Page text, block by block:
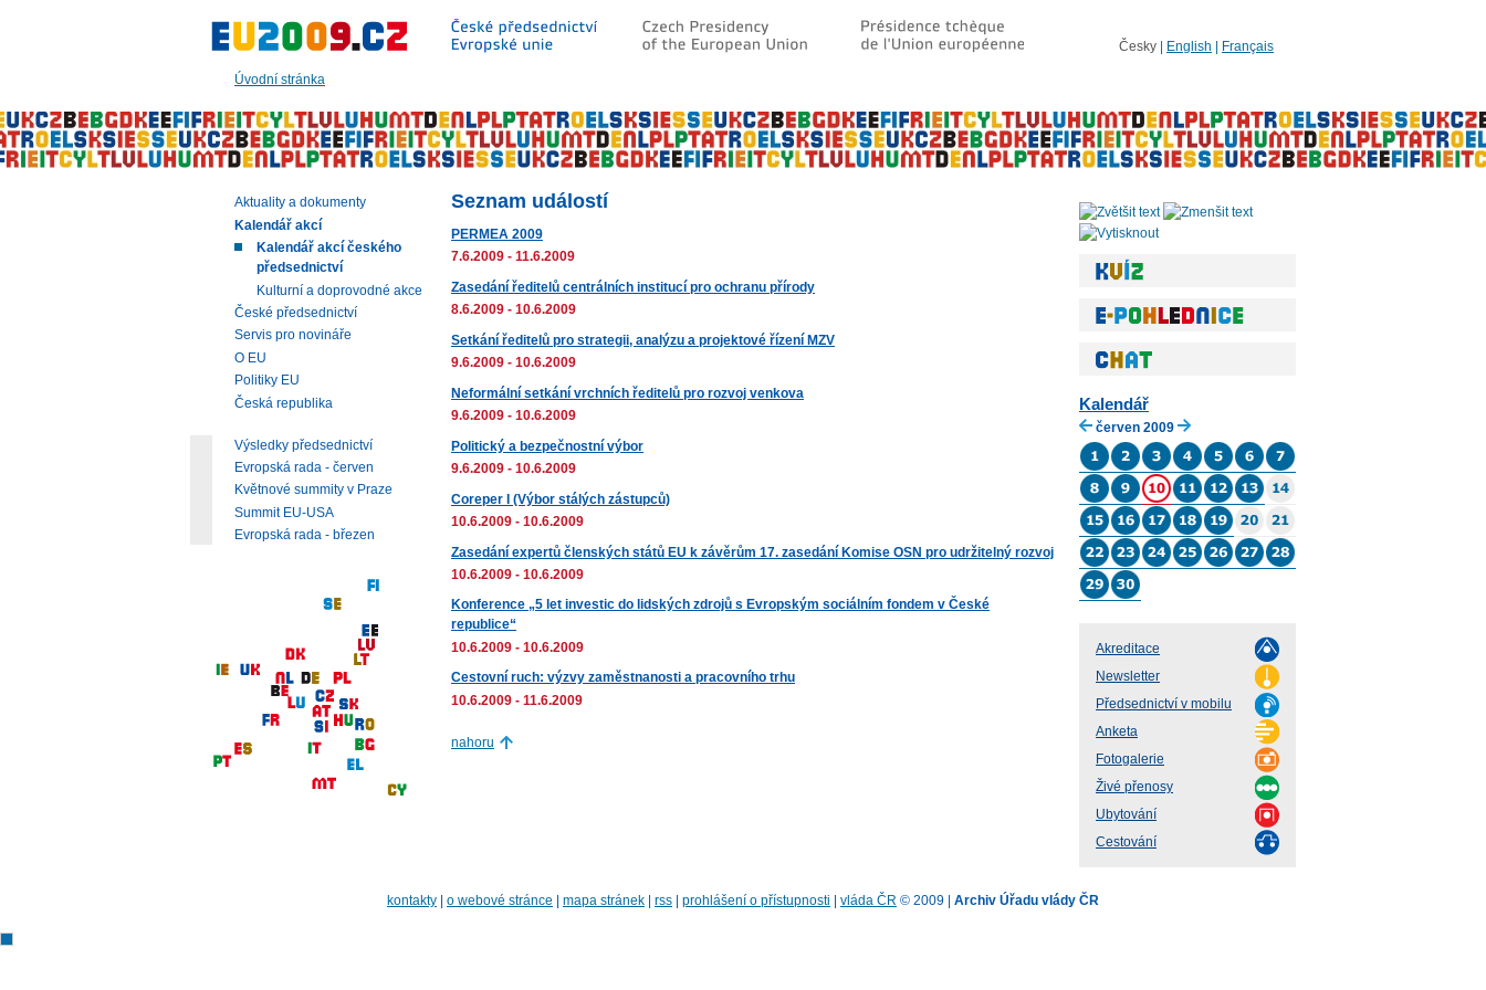
Česky English Français
Úvodní stránka
hlavní
|
navigaci
|
vyhledávání
Seznam událostí
PERMEA 2009
7.6.2009 - 11.6.2009
Zasedání ředitelů centrálních institucí pro ochranu přírody
8.6.2009 - 10.6.2009
Setkání ředitelů pro strategii, analýzu a projektové řízení MZV
9.6.2009 - 10.6.2009
Neformální setkání vrchních ředitelů pro rozvoj venkova
9.6.2009 - 10.6.2009
Politický a bezpečnostní výbor
9.6.2009 - 10.6.2009
Coreper I (Výbor stálých zástupců)
10.6.2009 - 10.6.2009
Zasedání expertů členských států EU k závěrům 17. zasedání Komise OSN pro udržitelný rozvoj
10.6.2009 - 10.6.2009
Konference „5 let investic do lidských zdrojů s Evropským sociálním fondem v České
republice“
10.6.2009 - 10.6.2009
Cestovní ruch: výzvy zaměstnanosti a pracovního trhu
10.6.2009 - 11.6.2009
nahoru
Kalendář
červen 2009
Akreditace
Newsletter
Předsednictví v mobilu
Anketa
Fotogalerie
Živé přenosy
Ubytování
Cestování
Aktuality a dokumenty
Kalendář akcí
Kalendář akcí českého
předsednictví
Kulturní a doprovodné akce
České předsednictví
Servis pro novináře
O EU
Politiky EU
Česká republika
Výsledky předsednictví
Evropská rada - červen
Květnové summity v Praze
Summit EU-USA
Evropská rada - březen
kontakty o webové stránce mapa stránek rss prohlášení o přístupnosti vláda ČR © 2009 | Archiv Úřadu vlády ČR